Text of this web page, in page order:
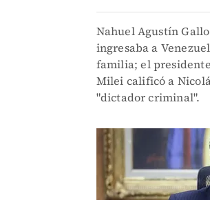
Nahuel Agustín
ingresaba a
familia; el
Milei calificó a
"dictador criminal".